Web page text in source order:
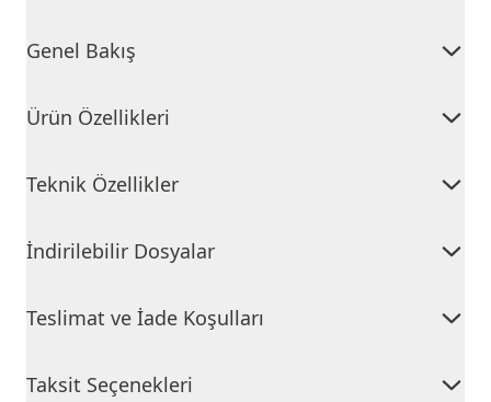
Genel Bakış
Ürün Özellikleri
Teknik Özellikler
İndirilebilir Dosyalar
Teslimat ve İade Koşulları
Taksit Seçenekleri